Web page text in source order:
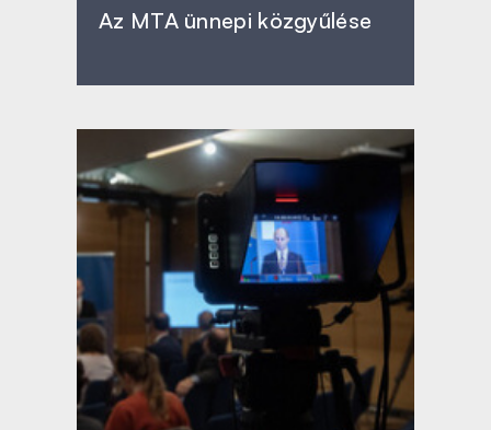
Az MTA ünnepi közgyűlése